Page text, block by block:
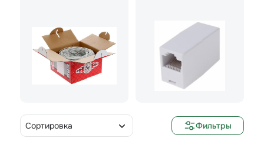
Сортировка Фильтры